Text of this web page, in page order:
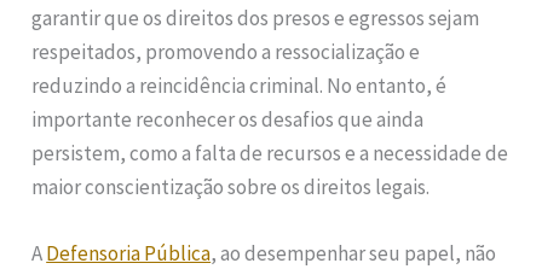
garantir que os direitos dos presos e egressos sejam
respeitados, promovendo a ressocialização e
reduzindo a reincidência criminal. No entanto, é
importante reconhecer os desafios que ainda
persistem, como a falta de recursos e a necessidade de
maior conscientização sobre os direitos legais.
ADefensoria Pública, ao desempenhar seu papel, não